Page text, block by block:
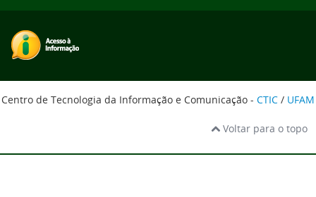
Centro de Tecnologia da Informação e Comunicação - CTIC / UFAM
Voltar para o topo